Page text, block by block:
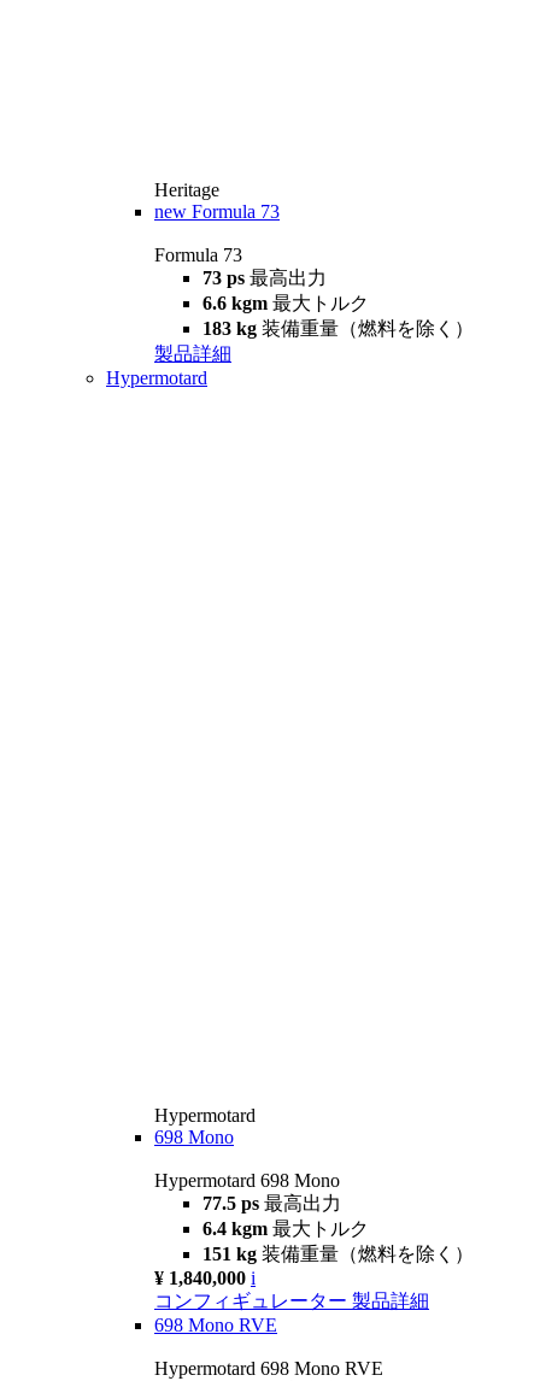
Heritage
new Formula 73
Formula 73
73 ps 最高出力
6.6 kgm 最大トルク
183 kg 装備重量（燃料を除く）
製品詳細
Hypermotard
Hypermotard
698 Mono
Hypermotard 698 Mono
77.5 ps 最高出力
6.4 kgm 最大トルク
151 kg 装備重量（燃料を除く）
¥ 1,840,000 i
コンフィギュレーター 製品詳細
698 Mono RVE
Hypermotard 698 Mono RVE